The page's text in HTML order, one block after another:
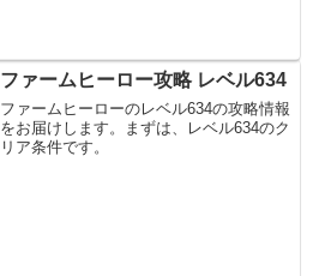
ファームヒーロー攻略 レベル634
ファームヒーローのレベル634の攻略情報
をお届けします。まずは、レベル634のク
リア条件です。